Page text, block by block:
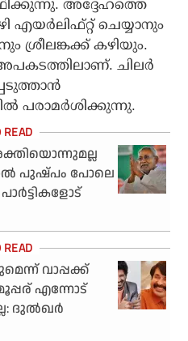
അദ്ദേഹത്തെ
ചെയ്യാനും
ശ്രീലങ്കക്ക് കഴിയും.
ചിലര്‍
പരാമര്‍ശിക്കുന്നു.
പുഷ്പം പോലെ
വാപ്പക്ക്
എന്നോട്
ദുല്‍ഖര്‍